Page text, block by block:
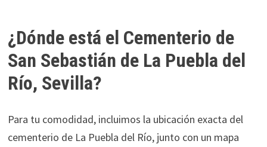
¿Dónde está el Cementerio de
San Sebastián de La Puebla del
Río, Sevilla?
Para tu comodidad, incluimos la ubicación exacta del
cementerio de La Puebla del Río, junto con un mapa